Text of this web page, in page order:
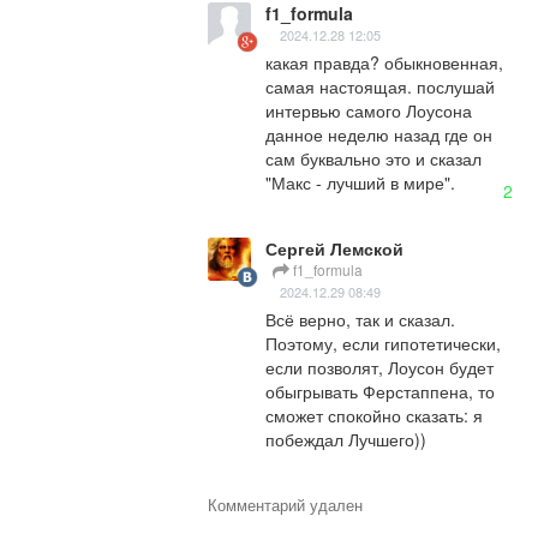
f1_formula
2024.12.28 12:05
какая правда? обыкновенная,
самая настоящая. послушай
интервью самого Лоусона
данное неделю назад где он
сам буквально это и сказал
"Макс - лучший в мире".
2
Сергей Лемской
f1_formula
2024.12.29 08:49
Всё верно, так и сказал.
Поэтому, если гипотетически,
если позволят, Лоусон будет
обыгрывать Ферстаппена, то
сможет спокойно сказать: я
побеждал Лучшего))
Комментарий удален